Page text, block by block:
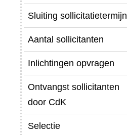
Sluiting sollicitatietermijn
Aantal sollicitanten
Inlichtingen opvragen
Ontvangst sollicitanten
door CdK
Selectie